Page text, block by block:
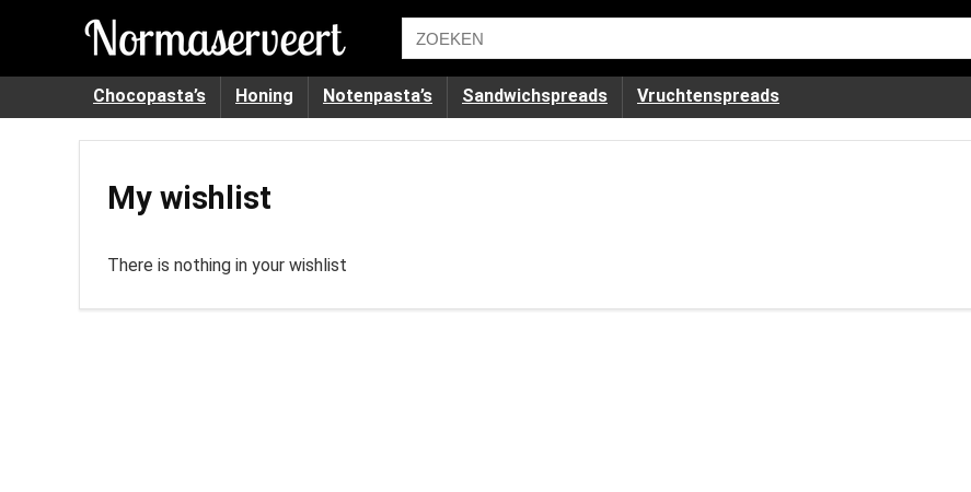
Chocopasta’s Honing Notenpasta’s Sandwichspreads Vruchtenspreads
My wishlist
There is nothing in your wishlist